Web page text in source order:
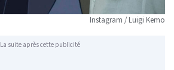
Instagram / Luigi Kemo
La suite après cette publicité